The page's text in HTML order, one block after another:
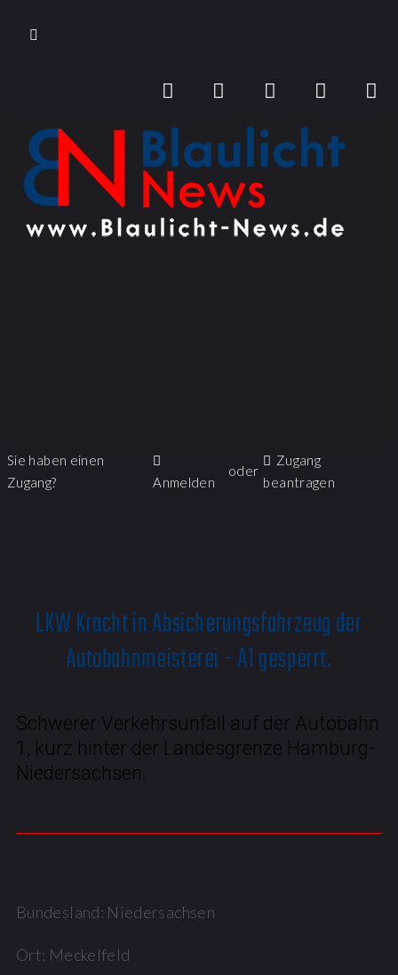
Sie haben einen
Zugang?
Anmelden
oder
Zugang
beantragen
LKW Kracht in Absicherungsfahrzeug der
Autobahnmeisterei - A1 gesperrt.
Schwerer Verkehrsunfall auf der Autobahn
1, kurz hinter der Landesgrenze Hamburg-
Niedersachsen.
Bundesland: Niedersachsen
Ort: Meckelfeld